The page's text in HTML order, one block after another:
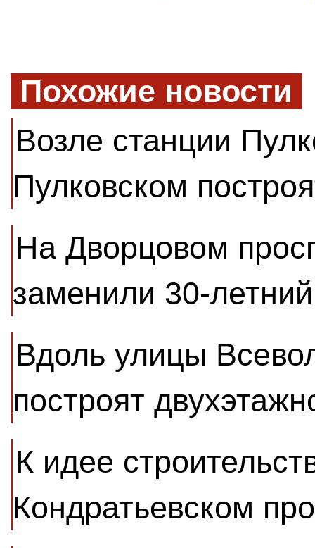
Похожие новости
Возле станции
Пулковском
На Дворцовом
заменили 30-
Вдоль улицы
построят
К идее
Кондратьевском